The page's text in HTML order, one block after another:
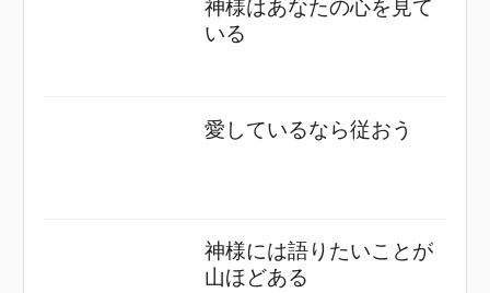
神様はあなたの心を見て
いる
愛しているなら従おう
神様には語りたいことが
山ほどある